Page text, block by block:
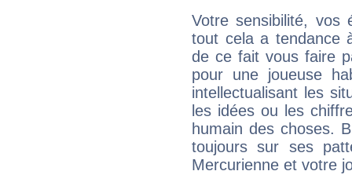
Votre sensibilité,
tout cela a tendance
de ce fait vous faire
pour une joueuse
intellectualisant les
les idées ou les
humain des choses.
toujours sur ses
Mercurienne et votre